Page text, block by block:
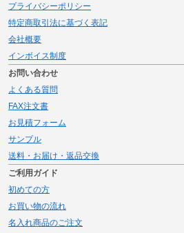
プライバシーポリシー
特定商取引法に基づく表記
会社概要
インボイス制度
お問い合わせ
よくある質問
FAX注文書
お見積フォーム
サンプル
送料・お届け・返品交換
ご利用ガイド
初めての方
お買い物の流れ
名入れ商品のご注文